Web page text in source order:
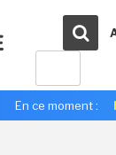
En ce moment :